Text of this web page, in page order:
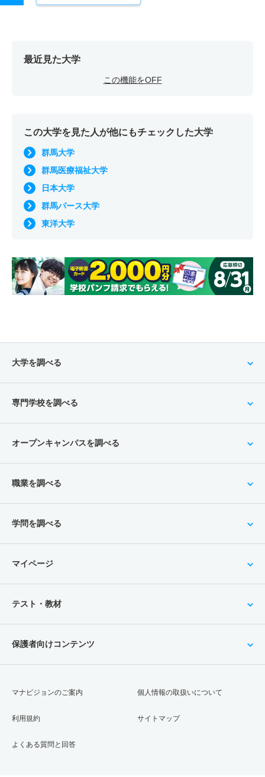
最近見た大学
この機能をOFF
この大学を見た人が他にもチェックした大学
群馬大学
群馬医療福祉大学
日本大学
群馬パース大学
東洋大学
大学を調べる
専門学校を調べる
オープンキャンパスを調べる
職業を調べる
学問を調べる
マイページ
テスト・教材
保護者向けコンテンツ
マナビジョンのご案内
利用規約
よくある質問と回答
個人情報の取扱いについて
サイトマップ